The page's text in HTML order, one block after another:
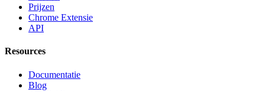
Prijzen
Chrome Extensie
API
Resources
Documentatie
Blog